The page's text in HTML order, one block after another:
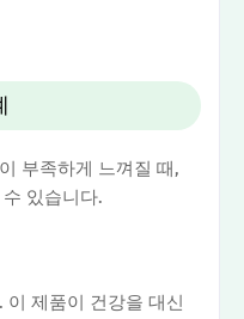
부족하게 느껴질 때,
있습니다.
제품이 건강을 대신